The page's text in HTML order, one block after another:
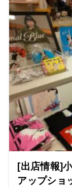
[出店情報]
アップショ